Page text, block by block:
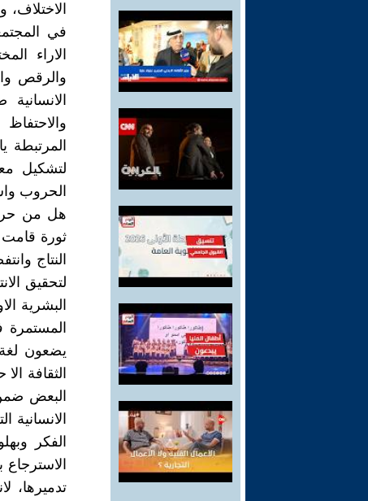
الاختلاف،
في
الاراء
والرقص
المرتبطة
لتشكيل
الحروب
هل من
ثورة قامت
النتاج
لتحقيق
البشرية
المستمرة
يضعون لغة
الثقافة
البعض
الفكر
تدميرها،